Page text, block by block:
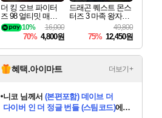
더 킹 오브 파이터
즈 98 얼티밋 매치
파이널 에디션 THE
KING OF FIGHTER
S 98 ULTIMATE MA
TCH FINAL EDITIO
N
16,000
10%
70% 4,800원
드래곤 퀘스트 몬스
터즈 3 마족 왕자와
엘프의 여행 Dragon
Quest Monsters The
Dark Prince
49,800
75% 12,450원
혜택.아이마트 더보기+
한건했습니다님께서마피아
데피니티브 에디션 (스팀코드)에